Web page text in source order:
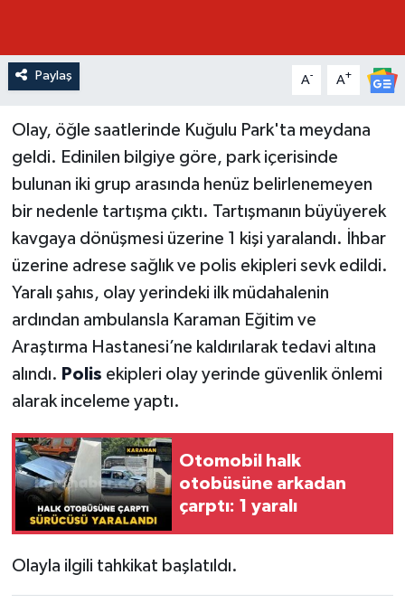
Paylaş A- A+
Olay, öğle saatlerinde Kuğulu Park'ta meydana
geldi. Edinilen bilgiye göre, park içerisinde
bulunan iki grup arasında henüz belirlenemeyen
bir nedenle tartışma çıktı. Tartışmanın büyüyerek
kavgaya dönüşmesi üzerine 1 kişi yaralandı. İhbar
üzerine adrese sağlık ve polis ekipleri sevk edildi.
Yaralı şahıs, olay yerindeki ilk müdahalenin
ardından ambulansla Karaman Eğitim ve
Araştırma Hastanesi’ne kaldırılarak tedavi altına
alındı. Polis ekipleri olay yerinde güvenlik önlemi
alarak inceleme yaptı.
Otomobil halk
otobüsüne arkadan
çarptı: 1 yaralı
Olayla ilgili tahkikat başlatıldı.